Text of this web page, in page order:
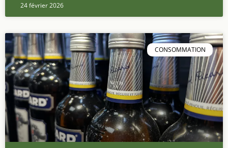
24 février 2026
CONSOMMATION